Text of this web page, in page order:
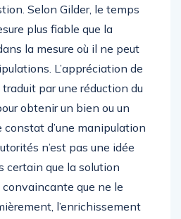
Selon Gilder, le temps
plus fiable que la
la mesure où il ne peut
L’appréciation de
par une réduction du
obtenir un bien ou un
constat d’une manipulation
n’est pas une idée
certain que la solution
que ne le
l’enrichissement